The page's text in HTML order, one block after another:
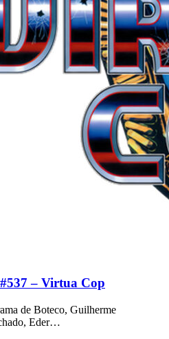
– Virtua Cop
de Boteco, Guilherme
Eder…